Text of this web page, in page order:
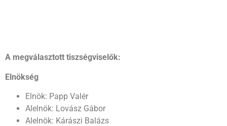
A megválasztott tiszségviselők:
Elnökség
Elnök: Papp Valér
Alelnök: Lovász Gábor
Alelnök: Kárászi Balázs